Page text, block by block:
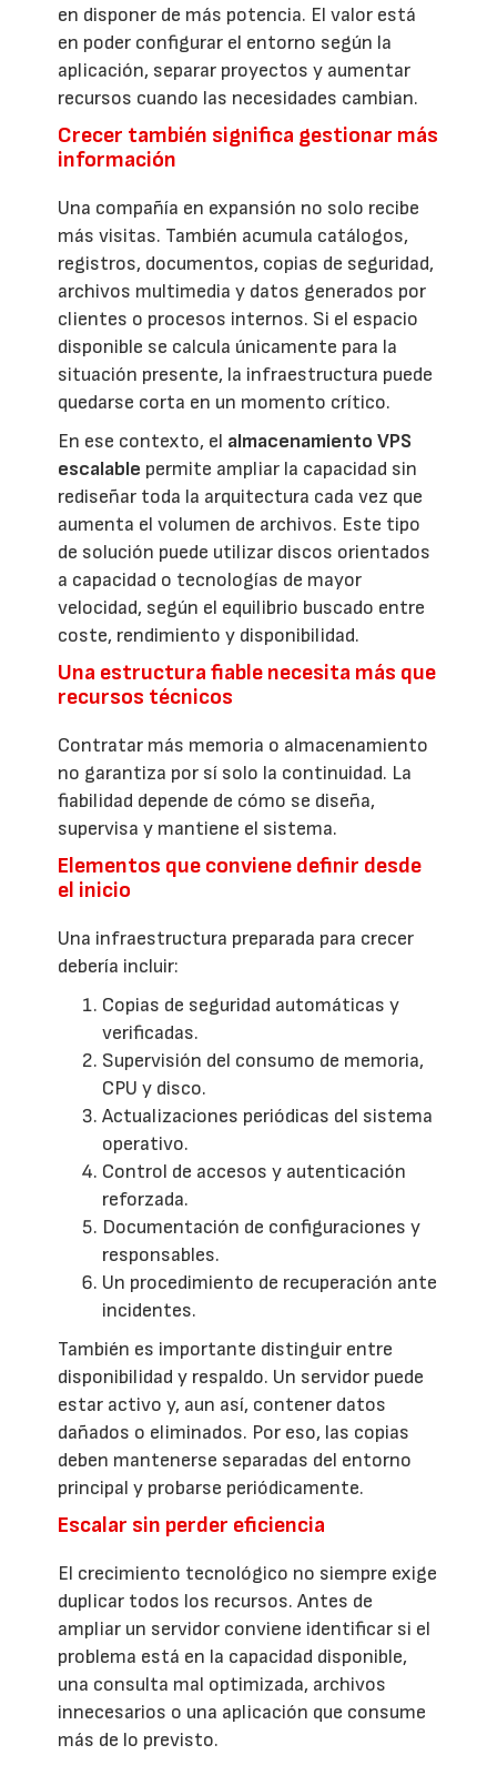
en disponer de más potencia. El valor está
en poder configurar el entorno según la
aplicación, separar proyectos y aumentar
recursos cuando las necesidades cambian.
Crecer también significa gestionar más
información
Una compañía en expansión no solo recibe
más visitas. También acumula catálogos,
registros, documentos, copias de seguridad,
archivos multimedia y datos generados por
clientes o procesos internos. Si el espacio
disponible se calcula únicamente para la
situación presente, la infraestructura puede
quedarse corta en un momento crítico.
En ese contexto, el almacenamiento VPS
escalable permite ampliar la capacidad sin
rediseñar toda la arquitectura cada vez que
aumenta el volumen de archivos. Este tipo
de solución puede utilizar discos orientados
a capacidad o tecnologías de mayor
velocidad, según el equilibrio buscado entre
coste, rendimiento y disponibilidad.
Una estructura fiable necesita más que
recursos técnicos
Contratar más memoria o almacenamiento
no garantiza por sí solo la continuidad. La
fiabilidad depende de cómo se diseña,
supervisa y mantiene el sistema.
Elementos que conviene definir desde
el inicio
Una infraestructura preparada para crecer
debería incluir:
Copias de seguridad automáticas y
verificadas.
Supervisión del consumo de memoria,
CPU y disco.
Actualizaciones periódicas del sistema
operativo.
Control de accesos y autenticación
reforzada.
Documentación de configuraciones y
responsables.
Un procedimiento de recuperación ante
incidentes.
También es importante distinguir entre
disponibilidad y respaldo. Un servidor puede
estar activo y, aun así, contener datos
dañados o eliminados. Por eso, las copias
deben mantenerse separadas del entorno
principal y probarse periódicamente.
Escalar sin perder eficiencia
El crecimiento tecnológico no siempre exige
duplicar todos los recursos. Antes de
ampliar un servidor conviene identificar si el
problema está en la capacidad disponible,
una consulta mal optimizada, archivos
innecesarios o una aplicación que consume
más de lo previsto.